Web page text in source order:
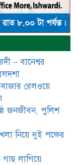
সাধারণ
না থাকলে
একমাত্র উপায়
সিরাজুল ইসলাম
রেলওয়ে জেলা
রতন লাল
কোডিন যুক্ত
বিরুদ্ধে জমি ও
অভিযোগে সংবাদ
– বানেশ্বর
রেলওয়ে
জনজীবন, পুলিশ
নিয়ে দুই পক্ষের
লাগিয়ে